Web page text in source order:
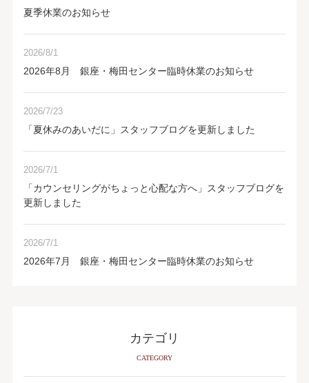
夏季休業のお知らせ
2026/8/1
2026年8月 銀座・梅田センター臨時休業のお知らせ
2026/7/23
「夏休みのあいだに」スタッフブログを更新しました
2026/7/1
「カウンセリングがちょっと心配な方へ」スタッフブログを
更新しました
2026/7/1
2026年7月 銀座・梅田センター臨時休業のお知らせ
カテゴリ
CATEGORY